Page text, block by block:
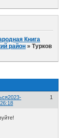
Книга
район »Турков
1
2023-